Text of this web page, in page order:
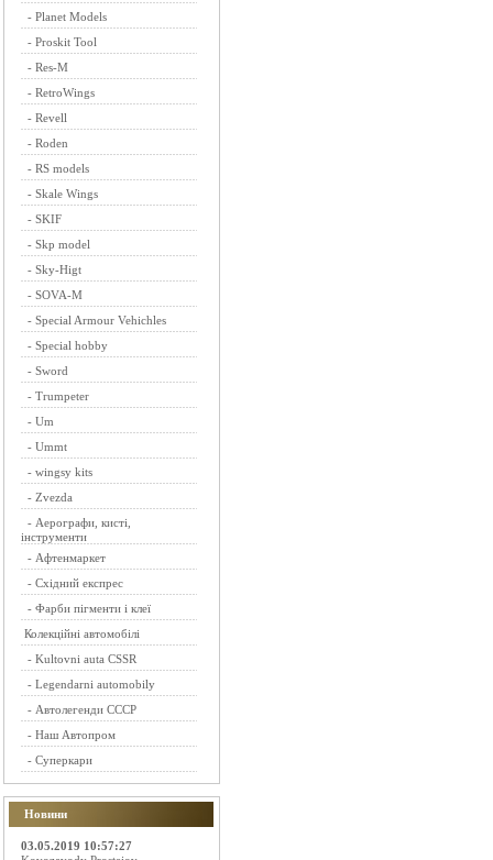
- Planet Models
- Proskit Tool
- Res-M
- RetroWings
- Revell
- Roden
- RS models
- Skale Wings
- SKIF
- Skp model
- Sky-Higt
- SOVA-M
- Special Armour Vehichles
- Special hobby
- Sword
- Trumpeter
- Um
- Ummt
- wingsy kits
- Zvezda
- Аерографи, кисті,
інструменти
- Афтенмаркет
- Східний експрес
- Фарби пігменти і клеї
Колекційні автомобілі
- Kultovni auta CSSR
- Legendarni automobily
- Автолегенди СССР
- Наш Автопром
- Суперкари
Новини
03.05.2019 10:57:27